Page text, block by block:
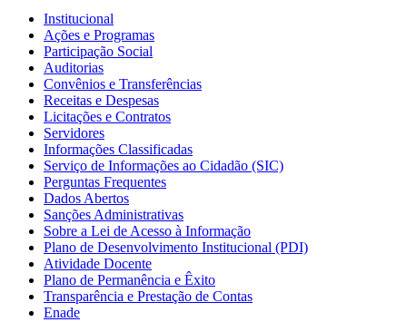
Institucional
Ações e Programas
Participação Social
Auditorias
Convênios e Transferências
Receitas e Despesas
Licitações e Contratos
Servidores
Informações Classificadas
Serviço de Informações ao Cidadão (SIC)
Perguntas Frequentes
Dados Abertos
Sanções Administrativas
Sobre a Lei de Acesso à Informação
Plano de Desenvolvimento Institucional (PDI)
Atividade Docente
Plano de Permanência e Êxito
Transparência e Prestação de Contas
Enade